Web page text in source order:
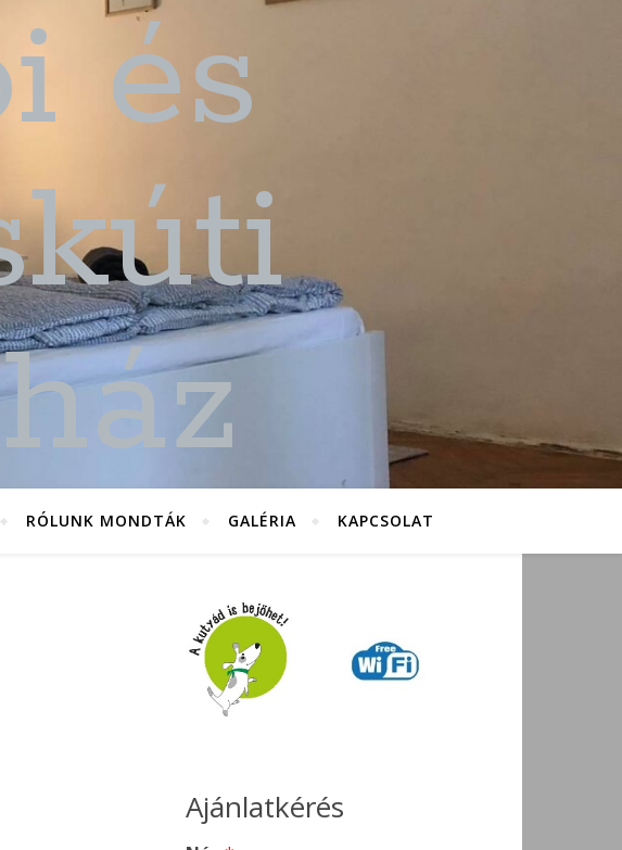
és
RÓLUNK MONDTÁK GALÉRIA KAPCSOLAT
Ajánlatkérés